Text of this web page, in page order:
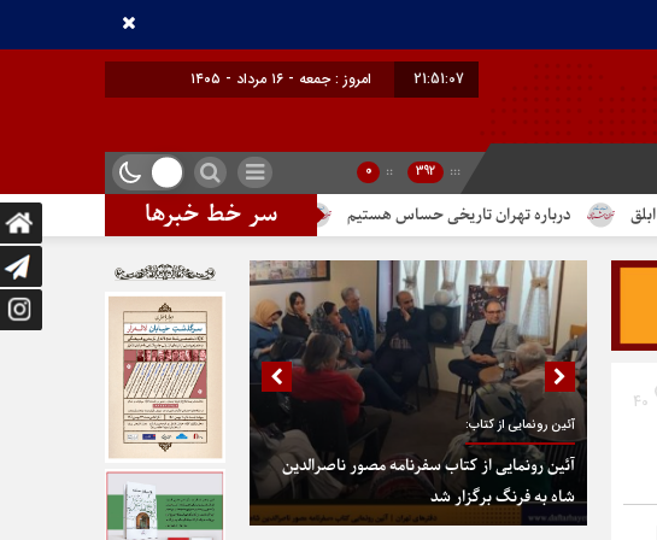
21:51:08 امروز : جمعه - ۱۶ مرداد - ۱۴۰۵
:::
392
::
0
سر خط خبرها درباره تهران تاریخی حساس هستیم تندیس مولانا در میدان خیام در پایتخت گزینیِ
40
آئین رونمایی از کتاب:
آئین رونمایی از کتاب سفرنامه مصور ناصرالدین
شاه به فرنگ برگزار شد